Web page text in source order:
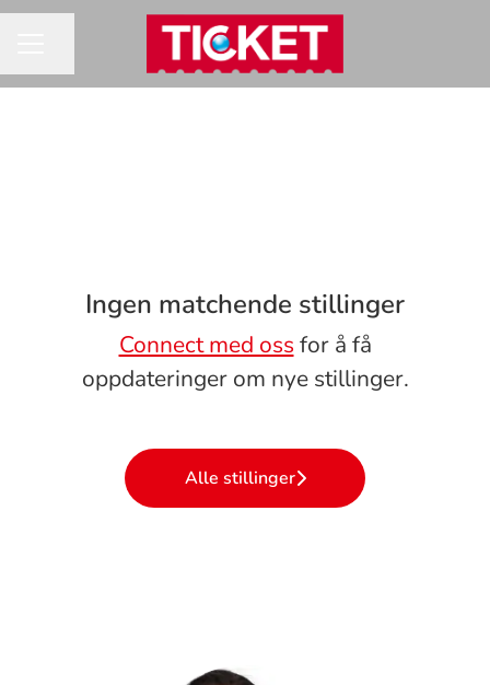
Ingen matchende stillinger
Connect med oss for å få
oppdateringer om nye stillinger.
Alle stillinger